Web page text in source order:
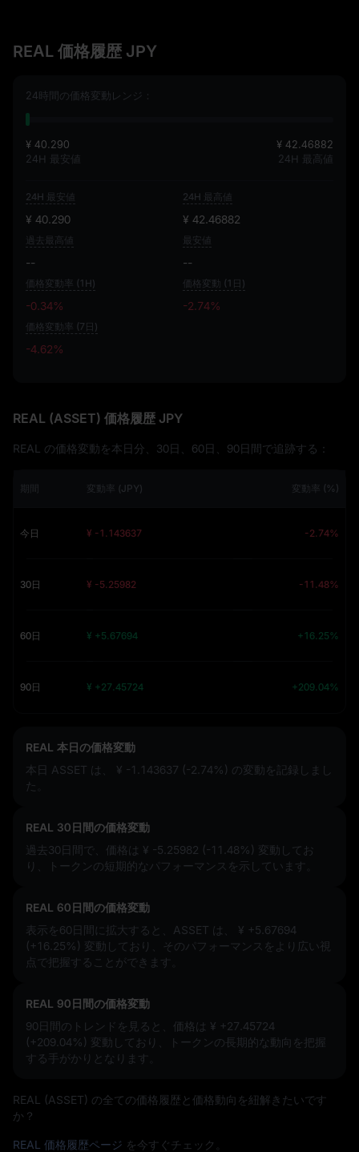
REAL 価格履歴 JPY
24時間の価格変動レンジ：
¥ 40.290
24H 最安値
¥ 42.46882
24H 最高値
24H 最安値
¥ 40.290
24H 最高値
¥ 42.46882
過去最高値
--
最安値
--
価格変動率 (1H)
-0.34%
価格変動 (1日)
-2.74%
価格変動率 (7日)
-4.62%
REAL (ASSET) 価格履歴 JPY
REAL の価格変動を本日分、30日、60日、90日間で追跡する：
期間 変動率 (JPY) 変動率 (%)
今日 ¥ -1.143637 -2.74%
30日 ¥ -5.25982 -11.48%
60日 ¥ +5.67694 +16.25%
90日 ¥ +27.45724 +209.04%
REAL 本日の価格変動
本日 ASSET は、
¥ -1.143637 (-2.74%) の変動を記録しまし
た。
REAL 30日間の価格変動
過去30日間で、価格は ¥ -5.25982 (-11.48%) 変動してお
り、トークンの短期的なパフォーマンスを示しています。
REAL 60日間の価格変動
表示を60日間に拡大すると、ASSET は、
¥ +5.67694
(+16.25%) 変動しており、そのパフォーマンスをより広い視
点で把握することができます。
REAL 90日間の価格変動
90日間のトレンドを見ると、価格は ¥ +27.45724
(+209.04%) 変動しており、トークンの長期的な動向を把握
する手がかりとなります。
REAL (ASSET) の全ての価格履歴と価格動向を紐解きたいです
か？
REAL 価格履歴ページ を今すぐチェック。